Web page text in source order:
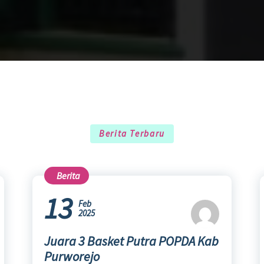
Berita Terbaru
Berita
13 Feb
2025
Juara 3 Basket Putra POPDA Kab
Purworejo